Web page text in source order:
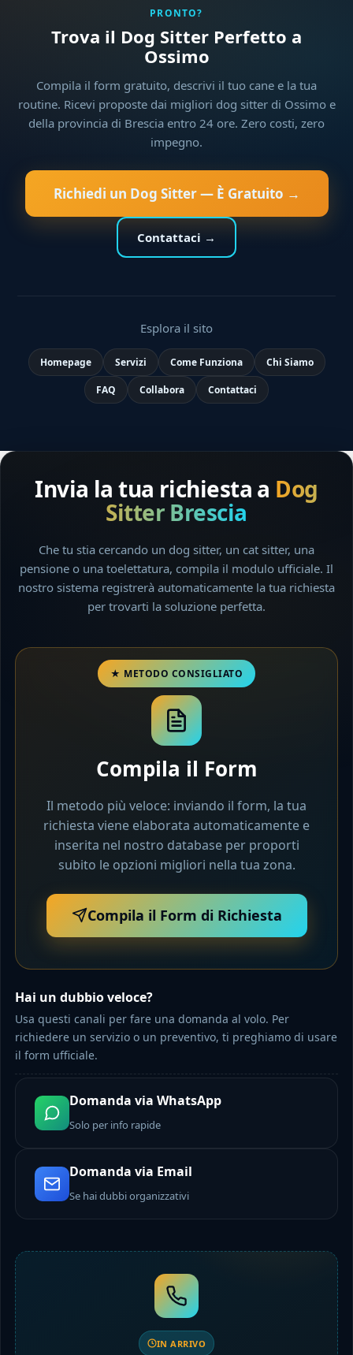
PRONTO?
Trova il Dog Sitter Perfetto a
Ossimo
Compila il form gratuito, descrivi il tuo cane e la tua
routine. Ricevi proposte dai migliori dog sitter di Ossimo e
della provincia di Brescia entro 24 ore. Zero costi, zero
impegno.
Richiedi un Dog Sitter — È Gratuito →
Contattaci →
Esplora il sito
Homepage Servizi Come Funziona Chi Siamo
FAQ Collabora Contattaci
Invia la tua richiesta a Dog
Sitter Brescia
Che tu stia cercando un dog sitter, un cat sitter, una
pensione o una toelettatura, compila il modulo ufficiale. Il
nostro sistema registrerà automaticamente la tua richiesta
per trovarti la soluzione perfetta.
Compila il Form
Il metodo più veloce: inviando il form, la tua
richiesta viene elaborata automaticamente e
inserita nel nostro database per proporti
subito le opzioni migliori nella tua zona.
Compila il Form di Richiesta
Hai un dubbio veloce?
Usa questi canali per fare una domanda al volo. Per
richiedere un servizio o un preventivo, ti preghiamo di usare
il form ufficiale.
Domanda via WhatsApp
Solo per info rapide
Domanda via Email
Se hai dubbi organizzativi
IN ARRIVO